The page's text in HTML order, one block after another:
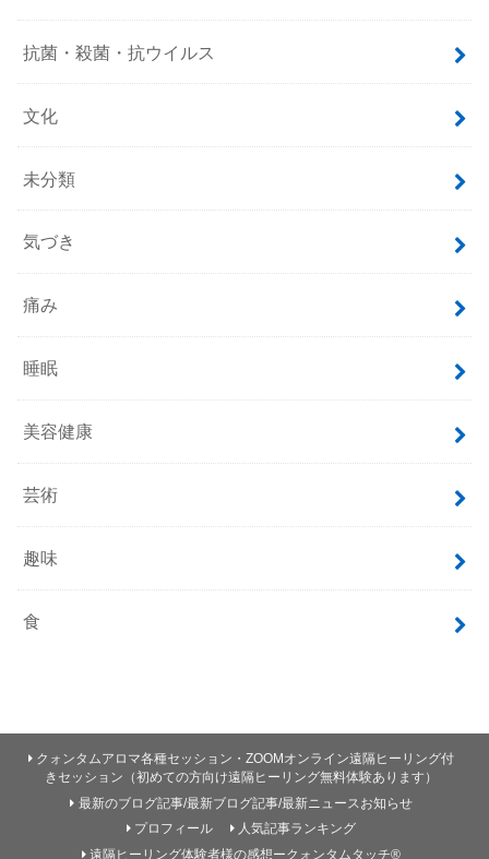
抗菌・殺菌・抗ウイルス
文化
未分類
気づき
痛み
睡眠
美容健康
芸術
趣味
食
クォンタムアロマ各種セッション・ZOOMオンライン遠隔ヒーリング付
きセッション（初めての方向け遠隔ヒーリング無料体験あります）
最新のブログ記事/最新ブログ記事/最新ニュースお知らせ
プロフィール
人気記事ランキング
遠隔ヒーリング体験者様の感想ークォンタムタッチ®